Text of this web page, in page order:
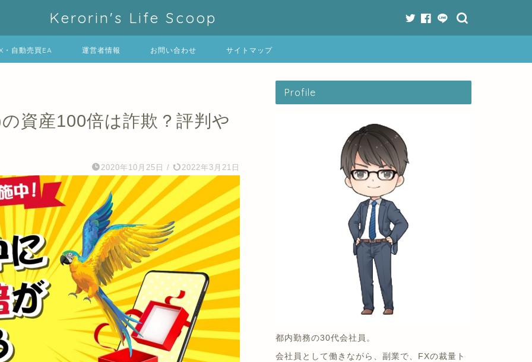
Kerorin's Life Scoop
・自動売買EA 運営者情報 お問い合わせ サイトマップ
資産100倍は詐欺？評判や
2020年10月25日 / 2022年3月21日
Profile
都内勤務の30代会社員。
会社員として働きながら、副業で、FXの裁量ト